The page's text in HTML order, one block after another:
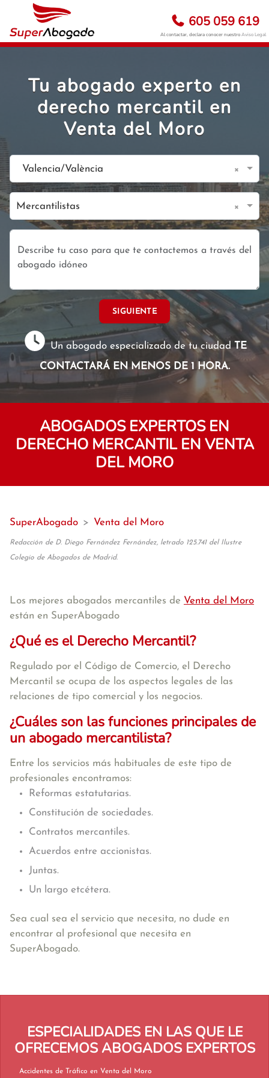
605 059 619
Al contactar, declara conocer nuestroAviso Legal
Tu abogado experto en
derecho mercantil en
Venta del Moro
Valencia/València ×
Mercantilistas ×
SIGUIENTE
Un abogado especializado de tu ciudadTE
CONTACTARÁ EN MENOS DE 1 HORA.
ABOGADOS EXPERTOS EN
DERECHO MERCANTIL EN VENTA
DEL MORO
SuperAbogado > Venta del Moro
Redacción de D. Diego Fernández Fernández, letrado 125.741 del Ilustre
Colegio de Abogados de Madrid.
Los mejores abogados mercantiles de Venta del Moro
están en SuperAbogado
¿Qué es el Derecho Mercantil?
Regulado por el Código de Comercio, el Derecho
Mercantil se ocupa de los aspectos legales de las
relaciones de tipo comercial y los negocios.
¿Cuáles son las funciones principales de
un abogado mercantilista?
Entre los servicios más habituales de este tipo de
profesionales encontramos:
Reformas estatutarias.
Constitución de sociedades.
Contratos mercantiles.
Acuerdos entre accionistas.
Juntas.
Un largo etcétera.
Sea cual sea el servicio que necesita, no dude en
encontrar al profesional que necesita en
SuperAbogado.
ESPECIALIDADES EN LAS QUE LE
OFRECEMOS ABOGADOS EXPERTOS
Accidentes de Tráfico en Venta del Moro